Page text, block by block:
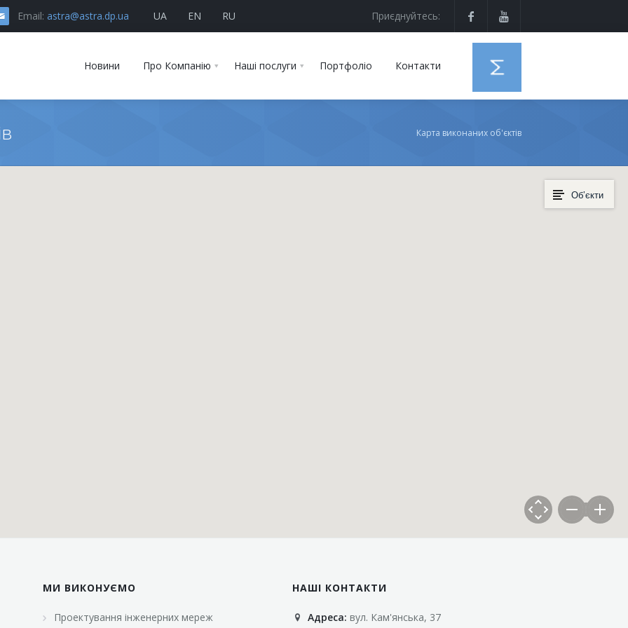
Email: astra@astra.dp.ua UA EN RU Приєднуйтесь:
Новини Про Компанію Наші послуги Портфоліо Контакти
Карта виконаних об'єктів
Об’єкти
МИ ВИКОНУЄМО
Проектування інженерних мереж
НАШІ КОНТАКТИ
Адреса: вул. Кам'янська, 37